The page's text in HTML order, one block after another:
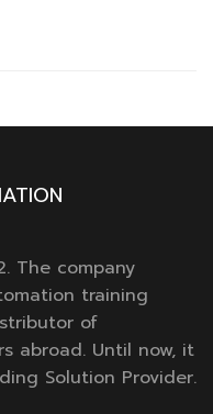
The company
training
of
abroad. Until now, it
Solution Provider.